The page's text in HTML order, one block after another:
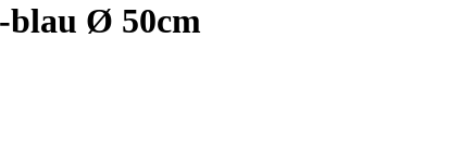
blau Ø 50cm